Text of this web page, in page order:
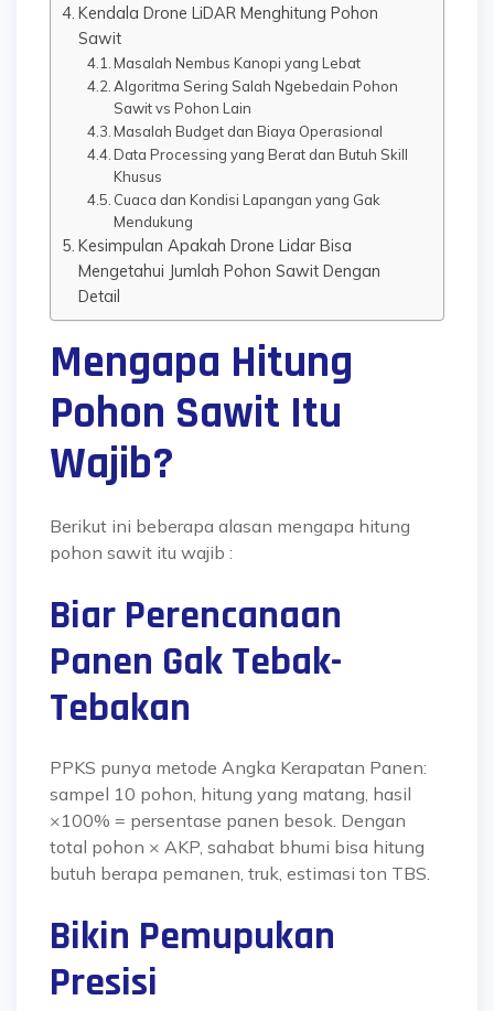
Kendala Drone LiDAR Menghitung Pohon
Sawit
Masalah Nembus Kanopi yang Lebat
Algoritma Sering Salah Ngebedain Pohon
Sawit vs Pohon Lain
Masalah Budget dan Biaya Operasional
Data Processing yang Berat dan Butuh Skill
Khusus
Cuaca dan Kondisi Lapangan yang Gak
Mendukung
Kesimpulan Apakah Drone Lidar Bisa
Mengetahui Jumlah Pohon Sawit Dengan
Detail
Mengapa Hitung
Pohon Sawit Itu
Wajib?
Berikut ini beberapa alasan mengapa hitung
pohon sawit itu wajib :
Biar Perencanaan
Panen Gak Tebak-
Tebakan
PPKS punya metode Angka Kerapatan Panen:
sampel 10 pohon, hitung yang matang, hasil
×100% = persentase panen besok. Dengan
total pohon × AKP, sahabat bhumi bisa hitung
butuh berapa pemanen, truk, estimasi ton TBS.
Bikin Pemupukan
Presisi